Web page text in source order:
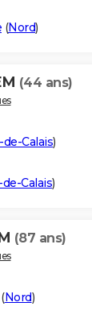
(Nord)
(44 ans)
de-Calais)
Calais)
(87 ans)
(Nord)